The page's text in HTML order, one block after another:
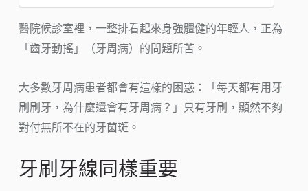
醫院候診室裡，一整排看起來身強體健的年輕人，正為
「齒牙動搖」（牙周病）的問題所苦。
大多數牙周病患者都會有這樣的困惑：「每天都有用牙
刷刷牙，為什麼還會有牙周病？」只有牙刷，顯然不夠
對付無所不在的牙菌斑。
牙刷牙線同樣重要